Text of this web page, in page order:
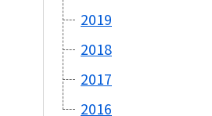
2019
2018
2017
2016